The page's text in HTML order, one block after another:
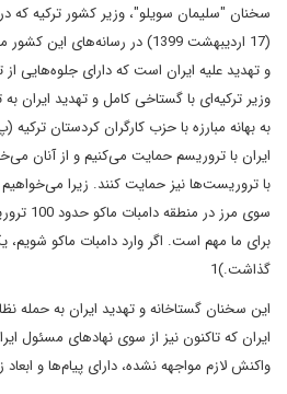
سخنان "سلیمان سویلو"، وزیر کشور ترکیه که در
(17 اردیبهشت 1399) در
و تهدید علیه ایران است که دارای جلوه‌هایی از
وزیر ترکیه‌ای با گستاخی کامل و تهدید
به بهانه مبارزه با حزب کارگران کردستان
ایران با تروریسم حمایت می‌کنیم و از آنان
با تروریست‌ها نیز حمایت کنند. زیرا
سوی مرز
برای ما مهم است. اگر وارد دامبات ماکو
گذاشت.)1
این سخنان گستاخانه و تهدید ایران به
ایران که تاکنون نیز از سوی نهادهای مسئول
واکنش لازم مواجهه نشده، دارای پیام‌ها و